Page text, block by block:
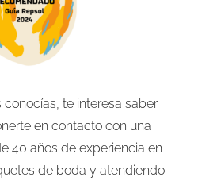
conocías, te interesa saber
en contacto con una
40 años de experiencia en
de boda y atendiendo